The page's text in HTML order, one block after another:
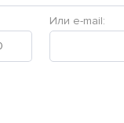
Или e-mail: